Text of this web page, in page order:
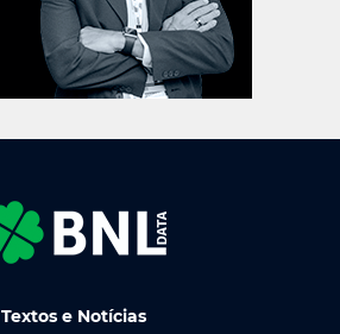
Textos e Notícias